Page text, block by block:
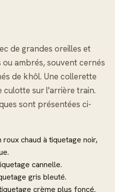
de grandes oreilles et
ambrés, souvent cernés
de khôl. Une collerette
culotte sur l'arrière train.
sont présentées ci-
roux chaud à tiquetage noir,
cannelle.
gris bleuté.
crème plus foncé.